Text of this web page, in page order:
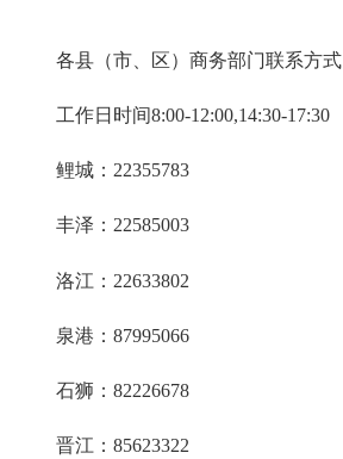
各县（市、区）商务部门联系方式
工作日时间8:00-12:00,14:30-17:30
鲤城：22355783
丰泽：22585003
洛江：22633802
泉港：87995066
石狮：82226678
晋江：85623322